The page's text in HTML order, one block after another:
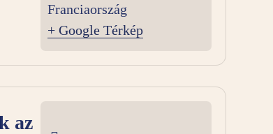
Franciaország
+ Google Térkép
az